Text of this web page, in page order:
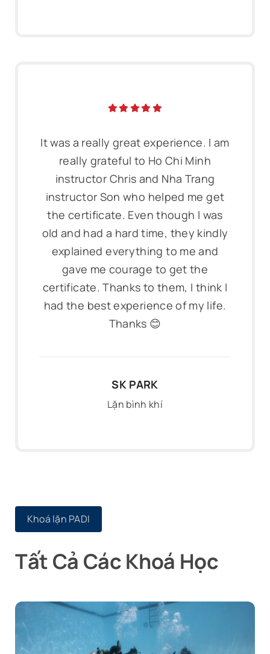
It was a really great experience. I am
really grateful to Ho Chi Minh
instructor Chris and Nha Trang
instructor Son who helped me get
the certificate. Even though I was
old and had a hard time, they kindly
explained everything to me and
gave me courage to get the
certificate. Thanks to them, I think I
had the best experience of my life.
Thanks 😊
SK PARK
Lặn bình khí
Khoá lặn PADI
Tất Cả Các Khoá Học